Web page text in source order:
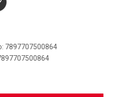
7897707500864